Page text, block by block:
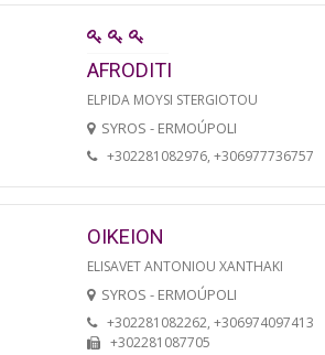
AFRODITI
ELPIDA MOYSI STERGIOTOU
SYROS - ERMOÚPOLI
+302281082976, +306977736757
OIKEION
ELISAVET ANTONIOU XANTHAKI
SYROS - ERMOÚPOLI
+302281082262, +306974097413
+302281087705